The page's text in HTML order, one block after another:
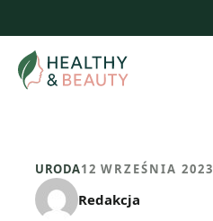
treści
URODA12 WRZEŚNIA 2023
Redakcja